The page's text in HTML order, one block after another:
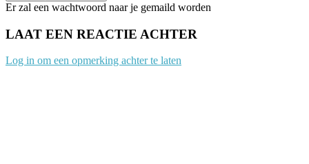
Er zal een wachtwoord naar je gemaild worden
LAAT EEN REACTIE ACHTER
Log in om een opmerking achter te laten